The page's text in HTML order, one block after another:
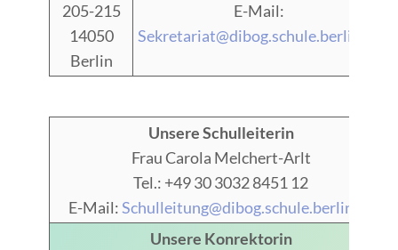
205-215
14050
Berlin
E-Mail:
Sekretariat@dibog.schule.berlin.de
Unsere Schulleiterin
Frau Carola Melchert-Arlt
Tel.: +49 30 3032 8451 12
E-Mail:Schulleitung@dibog.schule.berlin.de
Unsere Konrektorin